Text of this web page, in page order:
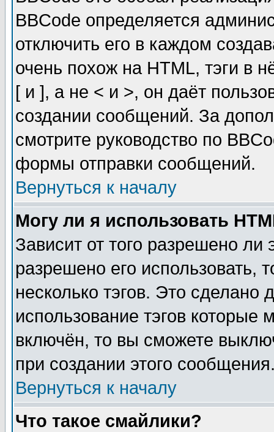
BBCode определяется
отключить его в каждом
очень похож на HTML, тэги в
[ и ], а не < и >, он даёт
создании сообщений. За
смотрите руководство по
формы отправки сообщений.
Вернуться к началу
Могу ли я использовать
Зависит от того разрешено
разрешено его использовать,
несколько тэгов. Это сделано
использование тэгов
включён, то вы сможете
при создании этого
Вернуться к началу
Что такое смайлики?